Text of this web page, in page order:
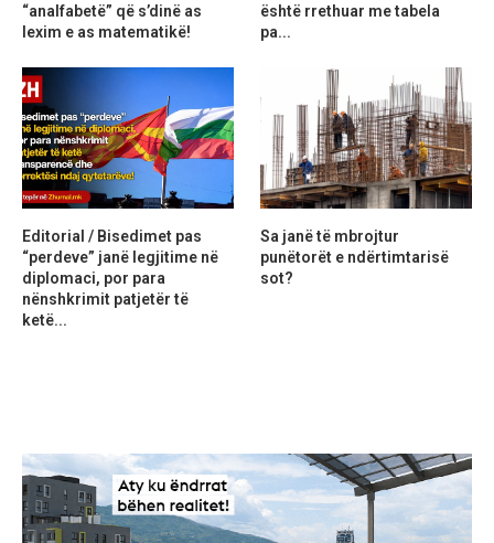
“analfabetë” që s’dinë as
lexim e as matematikë!
është rrethuar me tabela
pa...
Editorial / Bisedimet pas
“perdeve” janë legjitime në
diplomaci, por para
nënshkrimit patjetër të
ketë...
Sa janë të mbrojtur
punëtorët e ndërtimtarisë
sot?